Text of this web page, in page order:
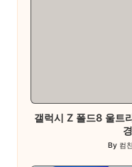
갤럭시 Z 폴드8 울트
Posted
By 컴